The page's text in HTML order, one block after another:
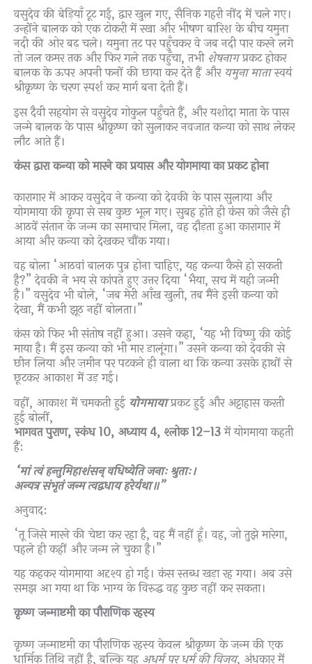
वसुदेव की बेड़ियाँ टूट गईं, द्वार खुल गए, सैनिक गहरी नींद में चले गए।
उन्होंने बालक को एक टोकरी में रखा और भीषण बारिश के बीच यमुना
नदी की ओर बढ़ चले। यमुना तट पर पहुँचकर वे जब नदी पार करने लगे
तो जल कमर तक और फिर गले तक पहुँचा, तभी शेषनागप्रकट होकर
बालक के ऊपर अपनी फनों की छाया कर देते हैं और यमुना मातास्वयं
श्रीकृष्ण के चरण स्पर्श कर मार्ग बना देती हैं।
इस दैवी सहयोग से वसुदेव गोकुल पहुँचते हैं, और यशोदा माता के पास
जन्मे बालक के पास श्रीकृष्ण को सुलाकर नवजात कन्या को साथ लेकर
लौट आते हैं।
कंस द्वारा कन्या को मारने का प्रयास और योगमाया का प्रकट होना
कारागार में आकर वसुदेव ने कन्या को देवकी के पास सुलाया और
योगमाया की कृपा से सब कुछ भूल गए। सुबह होते ही कंस को जैसे ही
आठवें संतान के जन्म का समाचार मिला, वह दौड़ता हुआ कारागार में
आया और कन्या को देखकर चौंक गया।
वह बोला “आठवां बालक पुत्र होना चाहिए, यह कन्या कैसे हो सकती
है?” देवकी ने भय से कांपते हुए उत्तर दिया “भैया, सच में यही जन्मी
है।” वसुदेव भी बोले, “जब मेरी आँख खुली, तब मैंने इसी कन्या को
देखा, मैं कभी झूठ नहीं बोलता।”
कंस को फिर भी संतोष नहीं हुआ। उसने कहा, “यह भी विष्णु की कोई
माया है। मैं इस कन्या को भी मार डालूंगा।” उसने कन्या को देवकी से
छीन लिया और ज़मीन पर पटकने ही वाला था कि कन्या उसके हाथों से
छूटकर आकाश में उड़ गई।
वहीं, आकाश में चमकती हुई योगमाया प्रकट हुईं और अट्टाहास करती
हुई बोलीं,
भागवत पुराण, स्कंध 10, अध्याय 4, श्लोक 12–13में योगमाया कहती
हैं:
“मां त्वं हन्तुमिहाशंसन् वधिष्येति जनाः श्रुताः।
अन्यत्र संभृतं जन्म त्वद्वधाय हरेर्यथा॥”
अनुवाद:
“तू जिसे मारने की चेष्टा कर रहा है, वह मैं नहीं हूँ। वह, जो तुझे मारेगा,
पहले ही कहीं और जन्म ले चुका है।”
यह कहकर योगमाया अदृश्य हो गईं। कंस स्तब्ध खड़ा रह गया। अब उसे
समझ आ गया था कि भाग्य के विरुद्ध वह कुछ नहीं कर सकता।
कृष्ण जन्माष्टमी का पौराणिक रहस्य
कृष्ण जन्माष्टमी का पौराणिक रहस्य केवल श्रीकृष्ण के जन्म की एक
धार्मिक तिथि नहीं है, बल्कि यह अधर्म पर धर्म की विजय, अंधकार में